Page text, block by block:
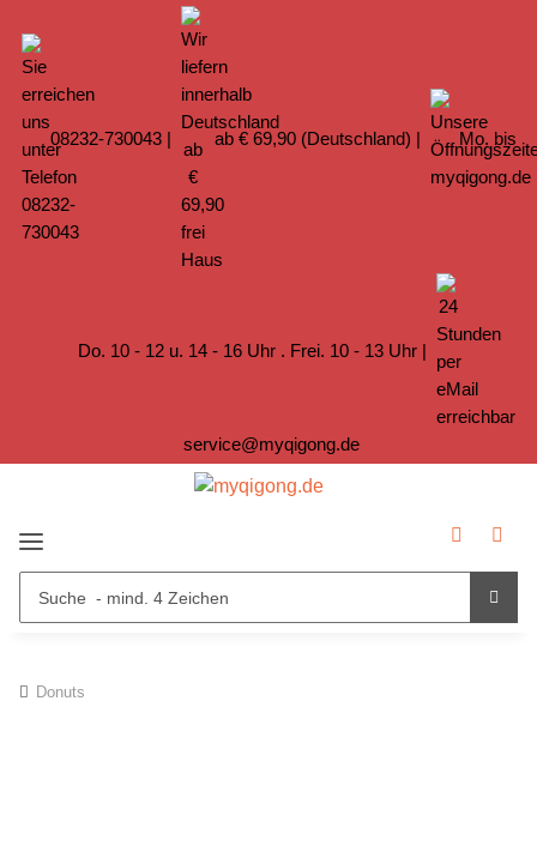
08232-730043| ab € 69,90 (Deutschland) | Mo. bis
Do. 10 - 12 u. 14 - 16 Uhr . Frei. 10 - 13 Uhr |
service@myqigong.de
Donuts